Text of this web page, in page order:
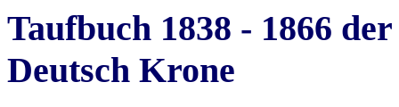
Taufbuch 1838 - 1866
Deutsch Krone